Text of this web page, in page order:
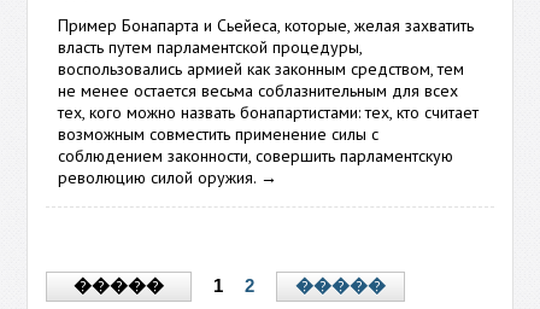
Пример Бонапарта и Сьейеса, которые, желая захватить
власть путем парламентской процедуры,
воспользовались армией как законным средством, тем
не менее остается весьма соблазнительным для всех
тех, кого можно назвать бонапартистами: тех, кто считает
возможным совместить применение силы с
соблюдением законности, совершить парламентскую
революцию силой оружия. →
����� 1 2 �����